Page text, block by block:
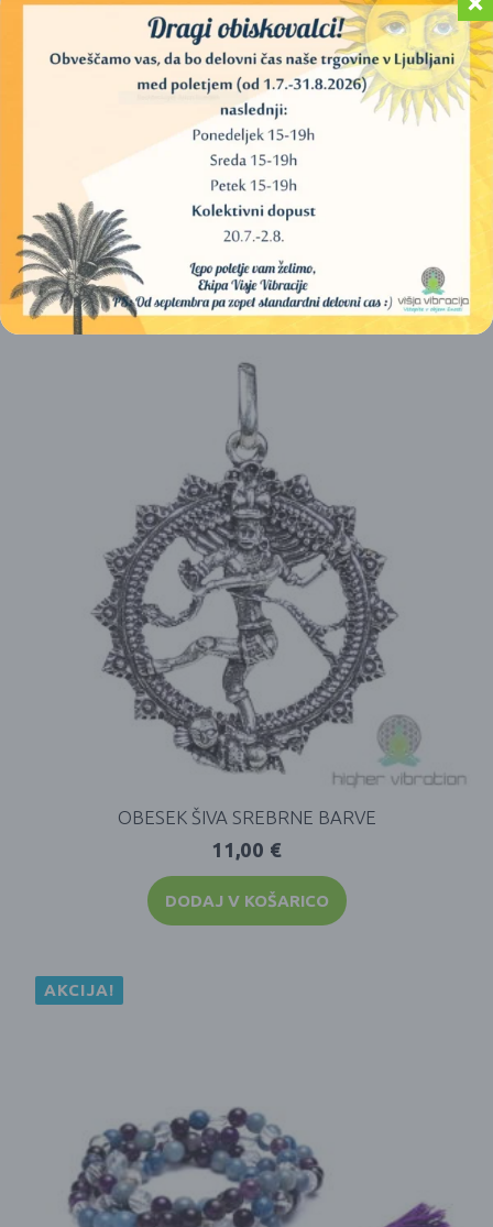
OBESEK 64 TETRAEDER ZLATE BARVE (JEKLO)
25,00€
IZBERITE MOŽNOSTI
OBESEK ŠIVA SREBRNE BARVE
11,00 €
DODAJ V KOŠARICO
AKCIJA!